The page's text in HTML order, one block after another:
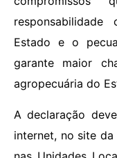
Estado e o
garante maior
agropecuária do
A declaração
internet, no site